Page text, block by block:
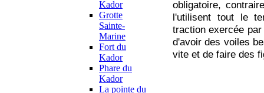
Kador
Grotte
Sainte-
Marine
Fort du
Kador
Phare du
Kador
La pointe du
obligatoire,
l'utilisent tout le
traction exercée
d'avoir des voiles
vite et de faire des